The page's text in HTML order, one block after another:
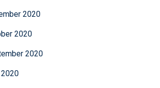
2020
2020
2020